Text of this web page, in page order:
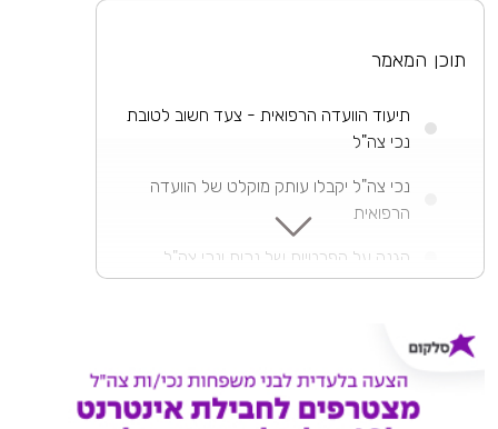
תוכן המאמר
תיעוד הוועדה הרפואית - צעד חשוב לטובת
נכי צה"ל
נכי צה"ל יקבלו עותק מוקלט של הוועדה
הרפואית
הגנה על הפרטיות של נכות ונכי צה"ל
הוועדות הרפואיות יתנהלו תוך מתן כבוד
הדדי
לסיכום